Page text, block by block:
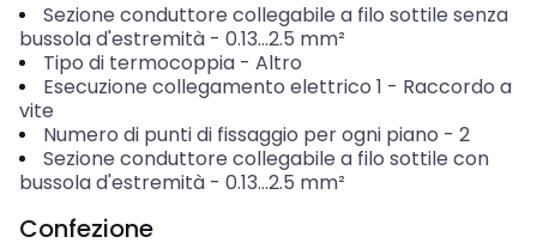
Sezione conduttore collegabile a filo sottile senza
bussola d'estremità - 0.13...2.5 mm²
Tipo di termocoppia- Altro
Esecuzione collegamento elettrico 1 - Raccordo a
vite
Numero di punti di fissaggio per ogni piano - 2
Sezione conduttore collegabile a filo sottile con
bussola d'estremità - 0.13...2.5 mm²
Confezione